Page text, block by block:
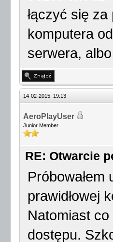
łączyć się
komputera
serwera,
14-02-2015, 19:13
AeroPlayUser
Junior Member
RE: Otwarcie
prawidłowej
Natomiast
dostępu.